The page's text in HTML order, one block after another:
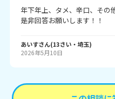
年下年上、タメ、辛口、その
あいすさん(13さい・ 埼玉)
2026年5月10日